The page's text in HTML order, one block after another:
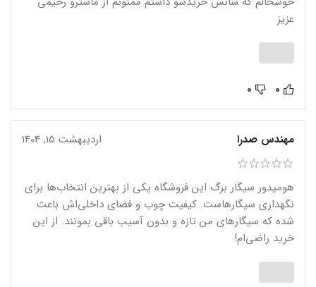
عزیز
0
0
مهندس صدرا اردیبهشت 15, 1404
هومیدور سیگار برگ این فروشگاه یکی از بهترین انتخاب‌ها برای
نگهداری سیگارهاست. کیفیت چوب و فضای داخلی‌اش باعث
شده که سیگارهای من تازه و بدون آسیب باقی بمونند. از این
خرید راضی‌ام!